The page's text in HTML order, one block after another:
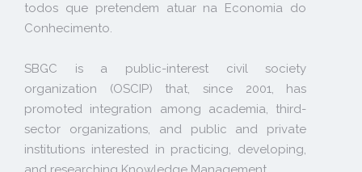
todos que pretendem atuar na Economia do
Conhecimento.
SBGC is a public-interest civil society
organization (OSCIP) that, since 2001, has
promoted integration among academia, third-
sector organizations, and public and private
institutions interested in practicing, developing,